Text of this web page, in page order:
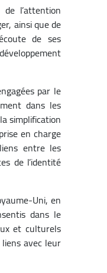
l’attention
ainsi que de
de ses
par le
dans les
simplification
en charge
entre les
de l’identité
Uni, en
dans le
et culturels
avec leur